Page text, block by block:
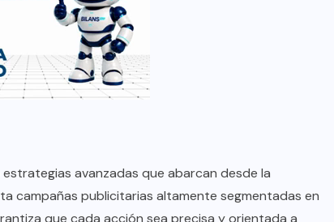
avanzadas que abarcan desde la
campañas publicitarias altamente segmentadas en
que cada acción sea precisa y orientada a